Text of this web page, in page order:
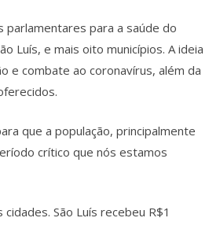
para a saúde do
Luís, e mais oito municípios. A ideia
e combate ao coronavírus, além da
que a população, principalmente
crítico que nós estamos
São Luís recebeu R$1